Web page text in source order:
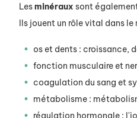
Lesminéraux sont
Ils jouent un rôle vital dans
os et dents : croissance,
fonction musculaire et
coagulation du sang et
métabolisme :
régulation hormonale :